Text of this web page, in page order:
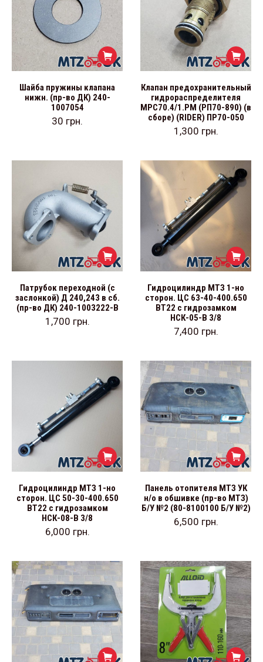
Шайба пружины клапана
нижн. (пр-во ДК) 240-
1007054
30 грн.
Клапан предохранительный
гидрораспределителя
МРС70.4/1.РМ (РП70-890) (в
сборе) (RIDER) ПР70-050
1,300 грн.
Патрубок переходной (с
заслонкой) Д 240,243 в сб.
(пр-во ДК) 240-1003222-В
1,700 грн.
Гидроцилиндр МТЗ 1-но
сторон. ЦС 63-40-400.650
ВТ22 с гидрозамком
НСК-05-В 3/8
7,400 грн.
Гидроцилиндр МТЗ 1-но
сторон. ЦС 50-30-400.650
ВТ22 с гидрозамком
НСК-08-В 3/8
6,000 грн.
Панель отопителя МТЗ УК
н/о в обшивке (пр-во МТЗ)
Б/У №2 (80-8100100 Б/У №2)
6,500 грн.